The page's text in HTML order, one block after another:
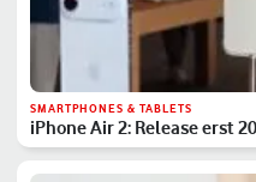
SMARTPHONES & TABLETS
iPhone Air 2: Release erst